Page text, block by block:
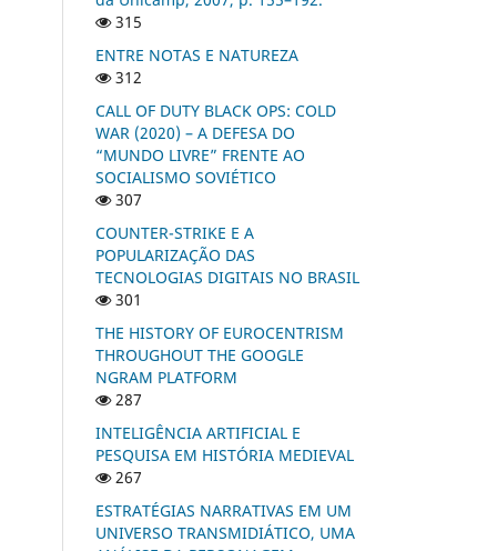
315
ENTRE NOTAS E NATUREZA
312
CALL OF DUTY BLACK OPS: COLD
WAR (2020) – A DEFESA DO
“MUNDO LIVRE” FRENTE AO
SOCIALISMO SOVIÉTICO
307
COUNTER-STRIKE E A
POPULARIZAÇÃO DAS
TECNOLOGIAS DIGITAIS NO BRASIL
301
THE HISTORY OF EUROCENTRISM
THROUGHOUT THE GOOGLE
NGRAM PLATFORM
287
INTELIGÊNCIA ARTIFICIAL E
PESQUISA EM HISTÓRIA MEDIEVAL
267
ESTRATÉGIAS NARRATIVAS EM UM
UNIVERSO TRANSMIDIÁTICO, UMA